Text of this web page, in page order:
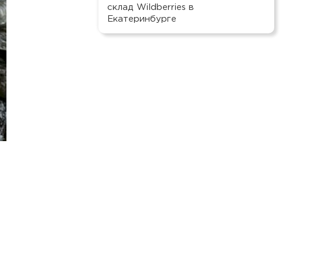
склад Wildberries в
Екатеринбурге